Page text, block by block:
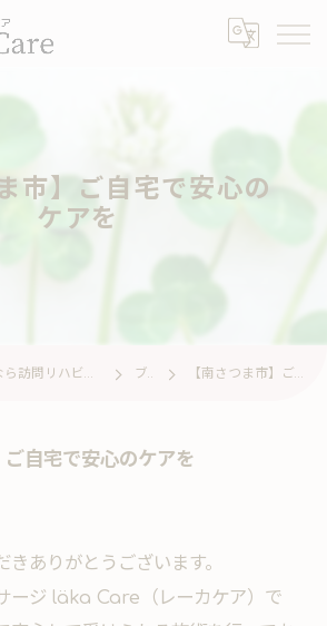
市】ご自宅で安心の
ケアを
マッサージの訪問なら訪問リハビリマッサージ läka Care レーカケア ブログ 【南さつま市】ご自宅で安心のケアを
ご自宅で安心のケアを
ありがとうございます。
ージ läka Care（レーカケア）で